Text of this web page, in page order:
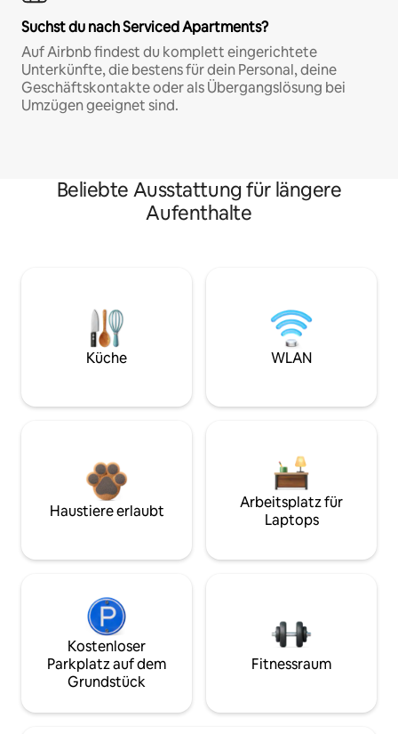
Suchst du nach Serviced Apartments?
Auf Airbnb findest du komplett eingerichtete
Unterkünfte, die bestens für dein Personal, deine
Geschäftskontakte oder als Übergangslösung bei
Umzügen geeignet sind.
Beliebte Ausstattung für längere
Aufenthalte
Küche WLAN
Haustiere erlaubt
Arbeitsplatz für
Laptops
Kostenloser
Parkplatz auf dem
Grundstück
Fitnessraum